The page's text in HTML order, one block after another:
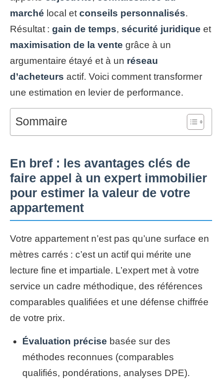
marché local et conseils personnalisés.
Résultat : gain de temps, sécurité juridique et
maximisation de la vente grâce à un
argumentaire étayé et à un réseau
d’acheteurs actif. Voici comment transformer
une estimation en levier de performance.
Sommaire
En bref : les avantages clés de
faire appel à un expert immobilier
pour estimer la valeur de votre
appartement
Votre appartement n’est pas qu’une surface en
mètres carrés : c’est un actif qui mérite une
lecture fine et impartiale. L’expert met à votre
service un cadre méthodique, des références
comparables qualifiées et une défense chiffrée
de votre prix.
Évaluation précise basée sur des
méthodes reconnues (comparables
qualifiés, pondérations, analyses DPE).